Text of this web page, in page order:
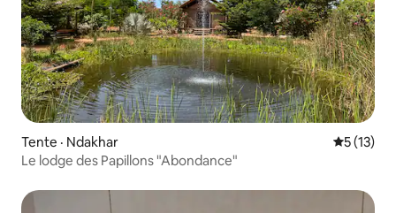
Tente · Ndakhar Note
5 (13)
Le lodge des Papillons "Abondance"